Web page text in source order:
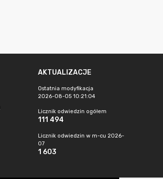
AKTUALIZACJE
Ostatnia modyfikacja
2026-08-05 10:21:04
Licznik odwiedzin ogółem
111 494
Licznik odwiedzin w m-cu 2026-
07
1 603